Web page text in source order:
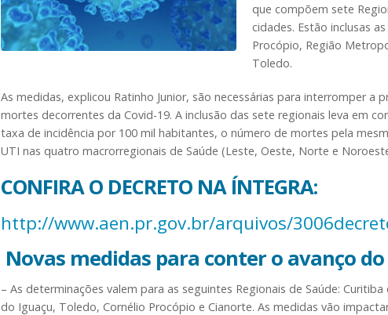
que compõem sete
cidades. Estão inclusas
Procópio, Região
Toledo.
As medidas, explicou Ratinho Junior, são necessárias para interromper a
mortes decorrentes da Covid-19. A inclusão das sete regionais leva em
taxa de incidência por 100 mil habitantes, o número de mortes pela
UTI nas quatro macrorregionais de Saúde (Leste, Oeste, Norte e
CONFIRA O DECRETO NA ÍNTEGRA:
http://www.aen.pr.gov.br/arquivos/
Novas medidas para conter o avanço
– As determinações valem para as seguintes Regionais de Saúde:
do Iguaçu, Toledo, Cornélio Procópio e Cianorte. As medidas vão